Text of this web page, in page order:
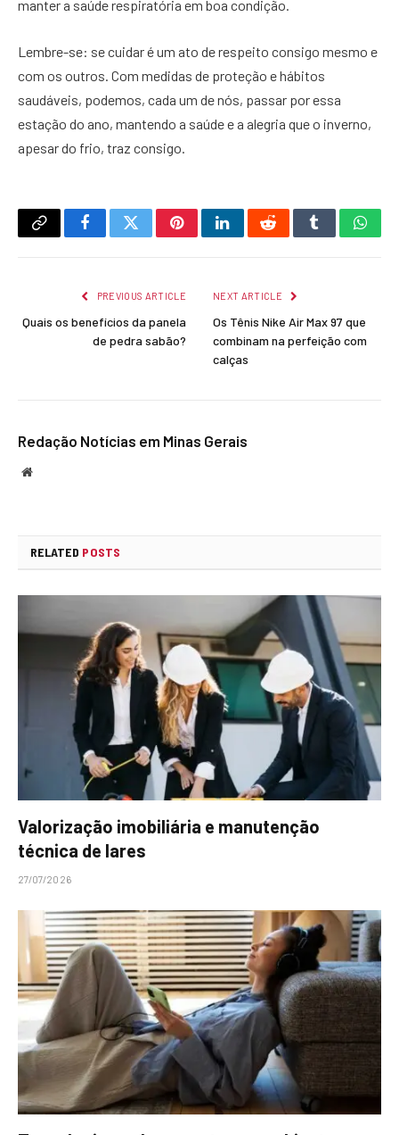
manter a saúde respiratória em boa condição.
Lembre-se: se cuidar é um ato de respeito consigo mesmo e
com os outros. Com medidas de proteção e hábitos
saudáveis, podemos, cada um de nós, passar por essa
estação do ano, mantendo a saúde e a alegria que o inverno,
apesar do frio, traz consigo.
Copy
FacebookTwitterPinterestLinkedInRedditTumblr
PREVIOUS ARTICLE
Quais os benefícios da panela
de pedra sabão?
NEXT ARTICLE
Os Tênis Nike Air Max 97 que
combinam na perfeição com
calças
Redação Notícias em Minas Gerais
Website
RELATED POSTS
Valorização imobiliária e manutenção
técnica de lares
27/07/2026